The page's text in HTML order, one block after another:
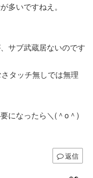
多いですねえ。
サブ武蔵居ないのです
タッチ無しでは無理
になったら＼(＾o＾)
返信